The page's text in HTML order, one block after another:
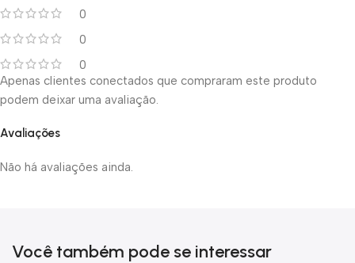
0
0
0
Avaliações
Não há avaliações ainda.
Apenas clientes conectados que compraram este produto
podem deixar uma avaliação.
Você também pode se interessar